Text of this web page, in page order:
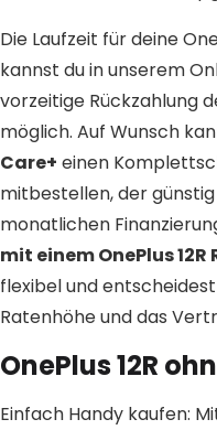
Die Laufzeit für deine
kannst du in unserem
vorzeitige Rückzahlung
möglich. Auf Wunsch
Care+ einen
mitbestellen, der
monatlichen
mit einem OnePlus
flexibel und
Ratenhöhe und das
OnePlus 12R
Einfach Handy kaufen: